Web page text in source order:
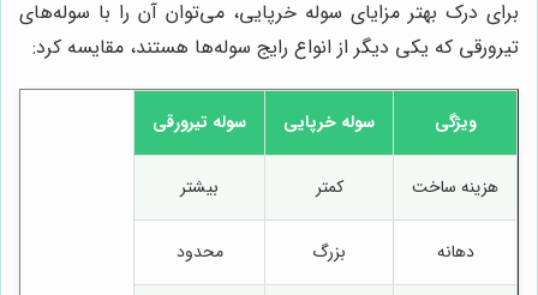
برای درک بهتر مزایای سوله خرپایی، می‌توان آن را با سوله‌های
تیرورقی که یکی دیگر از انواع رایج سوله‌ها هستند، مقایسه کرد:
ویژگی سوله خرپایی سوله تیرورقی
هزینه ساخت کمتر بیشتر
دهانه بزرگ محدود